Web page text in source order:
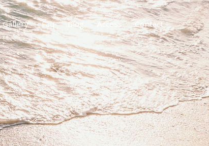
Gallery Faq Blog Access Contact